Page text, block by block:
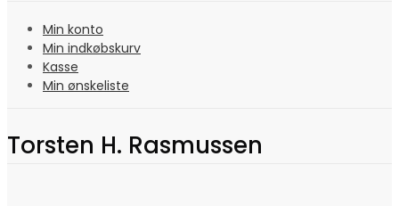
Min konto
Min indkøbskurv
Kasse
Min ønskeliste
Torsten H. Rasmussen